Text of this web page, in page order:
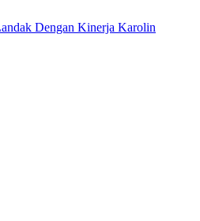
Dengan Kinerja Karolin